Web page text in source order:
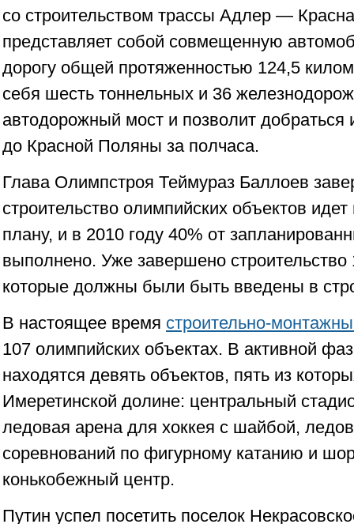
со строительством трассы Адлер —
представляет собой совмещенную
дорогу общей протяженностью 124,5
себя шесть тоннельных и 36
автодорожный мост и позволит добраться
до Красной Поляны за полчаса.
Глава Олимпстроя Теймураз Баллоев
строительство олимпийских объектов
плану, и в 2010 году 40% от
выполнено. Уже завершено строительство
которые должны были быть введены в
В настоящее время строительно-
107 олимпийских объектах. В активной
находятся девять объектов, пять из
Имеретинской долине: центральный
ледовая арена для хоккея с шайбой,
соревнований по фигурному катанию и
конькобежный центр.
Путин успел посетить поселок